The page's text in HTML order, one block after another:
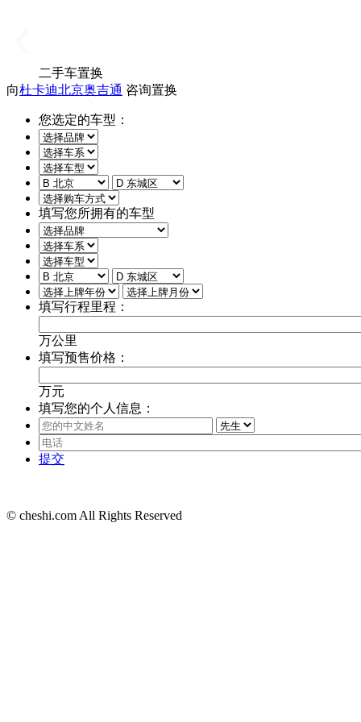
二手车置换
向杜卡迪北京奥吉通 咨询置换
您选定的车型：
填写您所拥有的车型
填写行程里程：
万公里
填写预售价格：
万元
填写您的个人信息：
提交
© cheshi.com All Rights Reserved